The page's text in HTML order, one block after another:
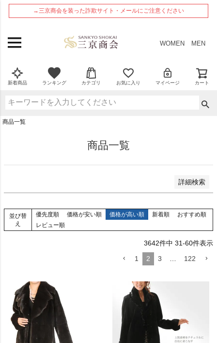
→三京商会を装った詐欺サイト・メールにご注意ください
WOMEN MEN
新着商品 ランキング カテゴリ お気に入り マイページ カート
商品一覧
商品一覧
詳細検索
在庫なし商品
在庫なし商品を表示しない
新着順
価格が安い順
並び替
え
優先度順 価格が安い順 価格が高い順 新着順
おすすめ順
レビュー順
3642件中 31-60件表示
1
2 3 122
ペー